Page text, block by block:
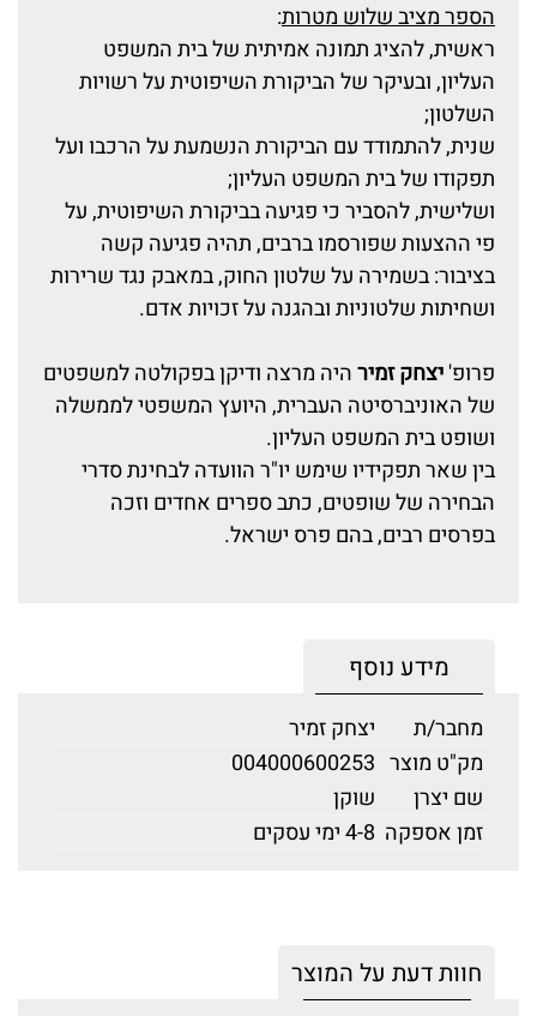
הספר מציב שלוש מטרות:
ראשית, להציג תמונה אמיתית של בית המשפט
העליון, ובעיקר של הביקורת השיפוטית על רשויות
השלטון;
שנית, להתמודד עם הביקורת הנשמעת על הרכבו ועל
תפקודו של בית המשפט העליון;
ושלישית, להסביר כי פגיעה בביקורת השיפוטית, על
פי ההצעות שפורסמו ברבים, תהיה פגיעה קשה
בציבור: בשמירה על שלטון החוק, במאבק נגד שרירות
ושחיתות שלטוניות ובהגנה על זכויות אדם.
פרופ'יצחק זמירהיה מרצה ודיקן בפקולטה למשפטים
של האוניברסיטה העברית, היועץ המשפטי לממשלה
ושופט בית המשפט העליון.
בין שאר תפקידיו שימש יו"ר הוועדה לבחינת סדרי
הבחירה של שופטים, כתב ספרים אחדים וזכה
בפרסים רבים, בהם פרס ישראל.
מידע נוסף
מחבר/ת
יצחק זמיר
מק"ט מוצר 004000600253
שם יצרן
שוקן
זמן אספקה 4-8 ימי עסקים
חוות דעת על המוצר